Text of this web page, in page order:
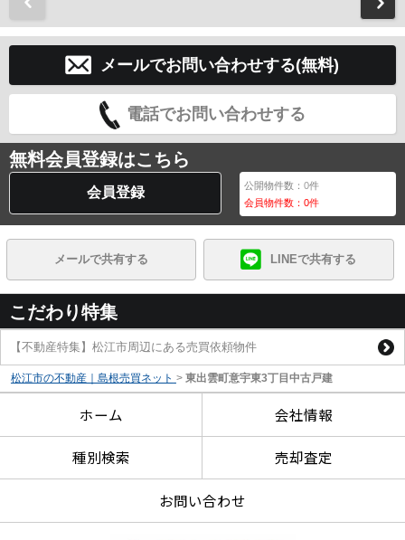
メールでお問い合わせする(無料)
電話でお問い合わせする
無料会員登録はこちら
会員登録 公開物件数：0件
会員物件数：0件
メールで共有する LINEで共有する
こだわり特集
【不動産特集】松江市周辺にある売買依頼物件
松江市の不動産｜島根売買ネット > 東出雲町意宇東3丁目中古戸建
ホーム 会社情報
種別検索 売却査定
お問い合わせ